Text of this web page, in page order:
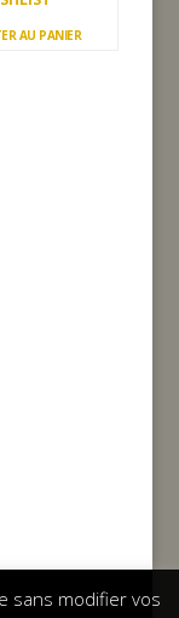
AU PANIER
sans modifier vos